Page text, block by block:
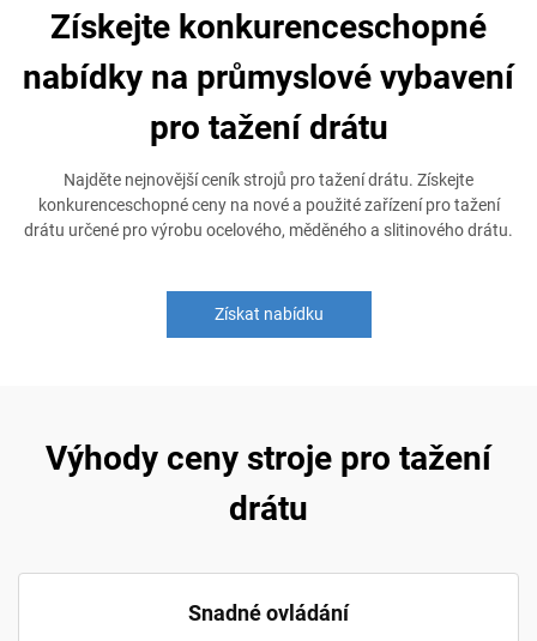
Získejte konkurenceschopné
nabídky na průmyslové vybavení
pro tažení drátu
Najděte nejnovější ceník strojů pro tažení drátu. Získejte
konkurenceschopné ceny na nové a použité zařízení pro tažení
drátu určené pro výrobu ocelového, měděného a slitinového drátu.
Získat nabídku
Výhody ceny stroje pro tažení
drátu
Snadné ovládání